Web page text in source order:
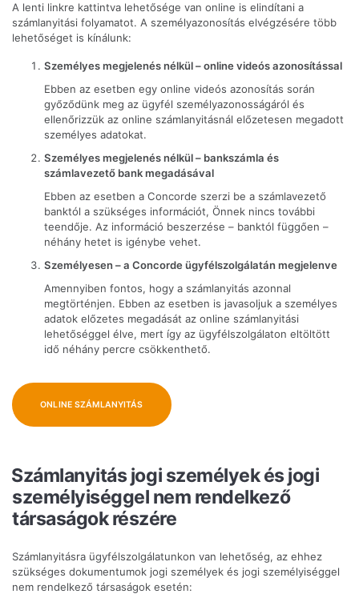
A lenti linkre kattintva lehetősége van online is elindítani a
számlanyitási folyamatot. A személyazonosítás elvégzésére több
lehetőséget is kínálunk:
Személyes megjelenés nélkül – online videós azonosítással
Ebben az esetben egy online videós azonosítás során
győződünk meg az ügyfél személyazonosságáról és
ellenőrizzük az online számlanyitásnál előzetesen megadott
személyes adatokat.
Személyes megjelenés nélkül – bankszámla és
számlavezető bank megadásával
Ebben az esetben a Concorde szerzi be a számlavezető
banktól a szükséges információt, Önnek nincs további
teendője. Az információ beszerzése – banktól függően –
néhány hetet is igénybe vehet.
Személyesen – a Concorde ügyfélszolgálatán megjelenve
Amennyiben fontos, hogy a számlanyitás azonnal
megtörténjen. Ebben az esetben is javasoljuk a személyes
adatok előzetes megadását az online számlanyitási
lehetőséggel élve, mert így az ügyfélszolgálaton eltöltött
idő néhány percre csökkenthető.
ONLINE SZÁMLANYITÁS
Számlanyitás jogi személyek és jogi
személyiséggel nem rendelkező
társaságok részére
Számlanyitásra ügyfélszolgálatunkon van lehetőség, az ehhez
szükséges dokumentumok jogi személyek és jogi személyiséggel
nem rendelkező társaságok esetén: